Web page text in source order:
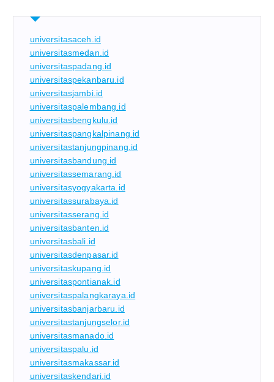
universitasaceh.id
universitasmedan.id
universitaspadang.id
universitaspekanbaru.id
universitasjambi.id
universitaspalembang.id
universitasbengkulu.id
universitaspangkalpinang.id
universitastanjungpinang.id
universitasbandung.id
universitassemarang.id
universitasyogyakarta.id
universitassurabaya.id
universitasserang.id
universitasbanten.id
universitasbali.id
universitasdenpasar.id
universitaskupang.id
universitaspontianak.id
universitaspalangkaraya.id
universitasbanjarbaru.id
universitastanjungselor.id
universitasmanado.id
universitaspalu.id
universitasmakassar.id
universitaskendari.id